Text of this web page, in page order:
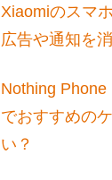
Xiaomiのスマ
広告や通知を
Nothing
でおすすめの
い？